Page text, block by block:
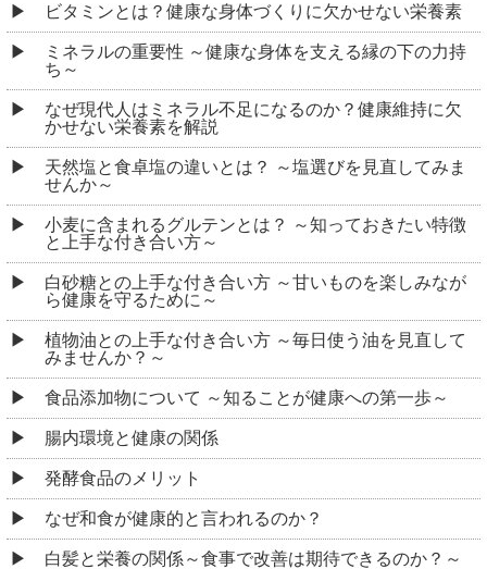
ビタミンとは？健康な身体づくりに欠かせない栄養素
ミネラルの重要性 ～健康な身体を支える縁の下の力持
ち～
なぜ現代人はミネラル不足になるのか？健康維持に欠
かせない栄養素を解説
天然塩と食卓塩の違いとは？ ～塩選びを見直してみま
せんか～
小麦に含まれるグルテンとは？ ～知っておきたい特徴
と上手な付き合い方～
白砂糖との上手な付き合い方 ～甘いものを楽しみなが
ら健康を守るために～
植物油との上手な付き合い方 ～毎日使う油を見直して
みませんか？～
食品添加物について ～知ることが健康への第一歩～
腸内環境と健康の関係
発酵食品のメリット
なぜ和食が健康的と言われるのか？
白髪と栄養の関係～食事で改善は期待できるのか？～